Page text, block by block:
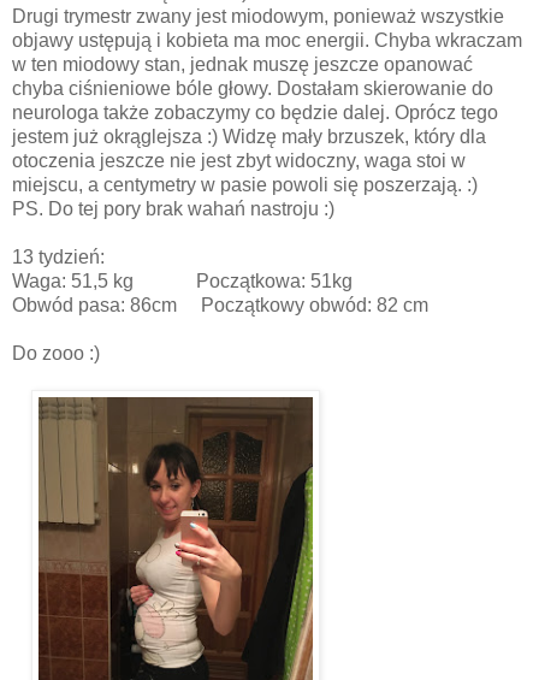
Drugi trymestr zwany jest miodowym, ponieważ wszystkie
objawy ustępują i kobieta ma moc energii. Chyba wkraczam
w ten miodowy stan, jednak muszę jeszcze opanować
chyba ciśnieniowe bóle głowy. Dostałam skierowanie do
neurologa także zobaczymy co będzie dalej. Oprócz tego
jestem już okrąglejsza :) Widzę mały brzuszek, który dla
otoczenia jeszcze nie jest zbyt widoczny, waga stoi w
miejscu, a centymetry w pasie powoli się poszerzają. :)
PS. Do tej pory brak wahań nastroju :)
13 tydzień:
Waga: 51,5 kg Początkowa: 51kg
Obwód pasa: 86cm Początkowy obwód: 82 cm
Do zooo :)